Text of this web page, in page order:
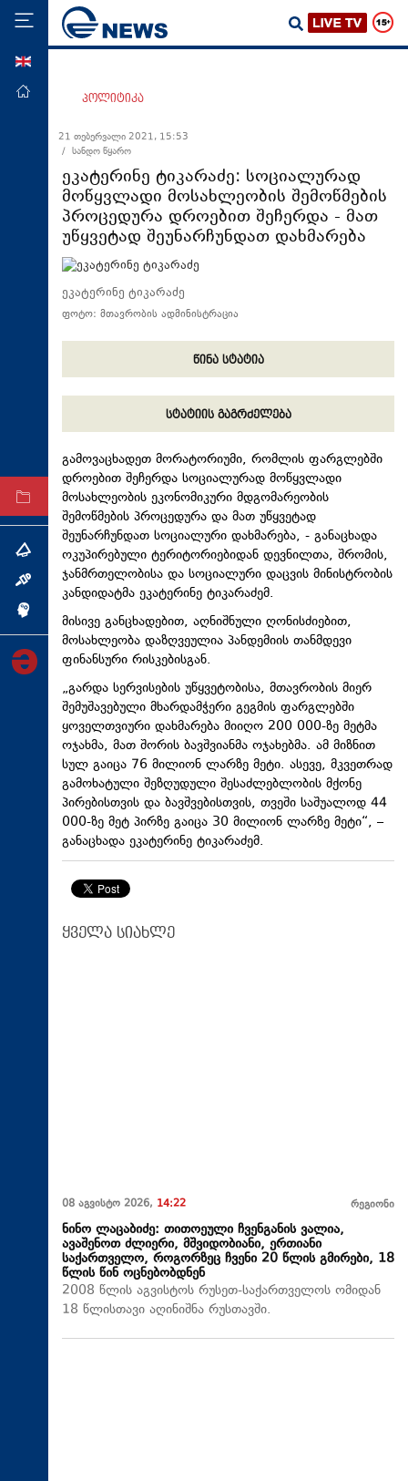
მთავარი
ეკონომიკა
მსოფლიო
ჯანდაცვა
საზოგადოება
სამართალი
სპორტი
ტაბლოიდი
არქივი
თემა
ინტერვიუ
პოლიტიკა
21 თებერვალი 2021, 15:53
/ სანდო წყარო
ეკატერინე ტიკარაძე: სოციალურად
მოწყვლადი მოსახლეობის შემოწმების
პროცედურა დროებით შეჩერდა - მათ
უწყვეტად შეუნარჩუნდათ დახმარება
ეკატერინე ტიკარაძე
ფოტო: მთავრობის ადმინისტრაცია
წინა სტატია
სტატიის გაგრძელება
გამოვაცხადეთ მორატორიუმი, რომლის ფარგლებში
დროებით შეჩერდა სოციალურად მოწყვლადი
მოსახლეობის ეკონომიკური მდგომარეობის
შემოწმების პროცედურა და მათ უწყვეტად
შეუნარჩუნდათ სოციალური დახმარება, - განაცხადა
ოკუპირებული ტერიტორიებიდან დევნილთა, შრომის,
ჯანმრთელობისა და სოციალური დაცვის მინისტრობის
კანდიდატმა ეკატერინე ტიკარაძემ.
მისივე განცხადებით, აღნიშნული ღონისძიებით,
მოსახლეობა დაზღვეულია პანდემიის თანმდევი
ფინანსური რისკებისგან.
„გარდა სერვისების უწყვეტობისა, მთავრობის მიერ
შემუშავებული მხარდამჭერი გეგმის ფარგლებში
ყოველთვიური დახმარება მიიღო 200 000-ზე მეტმა
ოჯახმა, მათ შორის ბავშვიანმა ოჯახებმა. ამ მიზნით
სულ გაიცა 76 მილიონ ლარზე მეტი. ასევე, მკვეთრად
გამოხატული შეზღუდული შესაძლებლობის მქონე
პირებისთვის და ბავშვებისთვის, თვეში საშუალოდ 44
000-ზე მეტ პირზე გაიცა 30 მილიონ ლარზე მეტი“, –
განაცხადა ეკატერინე ტიკარაძემ.
ყველა სიახლე
08 აგვისტო 2026, 14:22 რეგიონი
ნინო ლაცაბიძე: თითოეული ჩვენგანის ვალია,
ავაშენოთ ძლიერი, მშვიდობიანი, ერთიანი
საქართველო, როგორზეც ჩვენი 20 წლის გმირები, 18
წლის წინ ოცნებობდნენ
2008 წლის აგვისტოს რუსეთ-საქართველოს ომიდან
18 წლისთავი აღინიშნა რუსთავში.